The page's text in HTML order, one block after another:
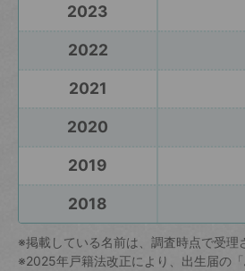
2023
2022
2021
2020
2019
2018
※掲載している名前は、調査時点で受理
※2025年戸籍法改正により、出生届の